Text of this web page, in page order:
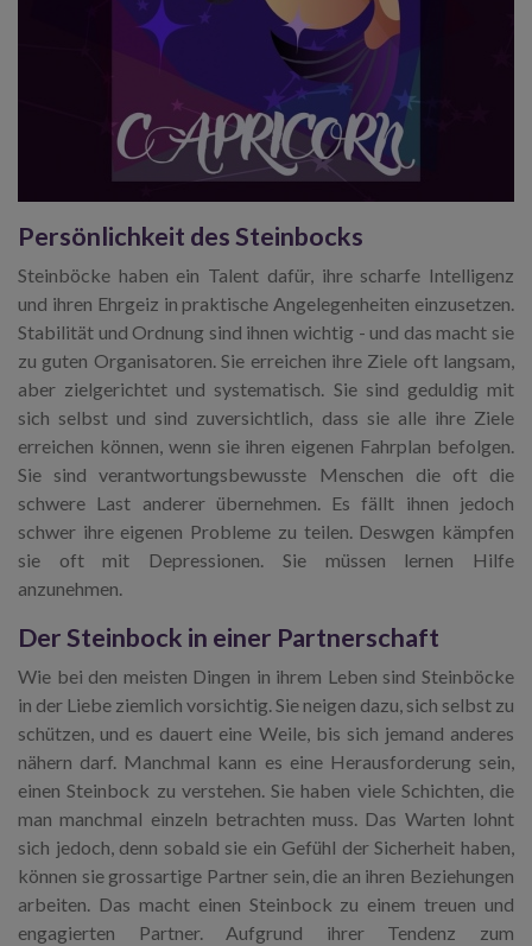
Persönlichkeit des Steinbocks
Steinböcke haben ein Talent dafür, ihre scharfe Intelligenz
und ihren Ehrgeiz in praktische Angelegenheiten einzusetzen.
Stabilität und Ordnung sind ihnen wichtig - und das macht sie
zu guten Organisatoren. Sie erreichen ihre Ziele oft langsam,
aber zielgerichtet und systematisch. Sie sind geduldig mit
sich selbst und sind zuversichtlich, dass sie alle ihre Ziele
erreichen können, wenn sie ihren eigenen Fahrplan befolgen.
Sie sind verantwortungsbewusste Menschen die oft die
schwere Last anderer übernehmen. Es fällt ihnen jedoch
schwer ihre eigenen Probleme zu teilen. Deswgen kämpfen
sie oft mit Depressionen. Sie müssen lernen Hilfe
anzunehmen.
Der Steinbock in einer Partnerschaft
Wie bei den meisten Dingen in ihrem Leben sind Steinböcke
in der Liebe ziemlich vorsichtig. Sie neigen dazu, sich selbst zu
schützen, und es dauert eine Weile, bis sich jemand anderes
nähern darf. Manchmal kann es eine Herausforderung sein,
einen Steinbock zu verstehen. Sie haben viele Schichten, die
man manchmal einzeln betrachten muss. Das Warten lohnt
sich jedoch, denn sobald sie ein Gefühl der Sicherheit haben,
können sie grossartige Partner sein, die an ihren Beziehungen
arbeiten. Das macht einen Steinbock zu einem treuen und
engagierten Partner. Aufgrund ihrer Tendenz zum